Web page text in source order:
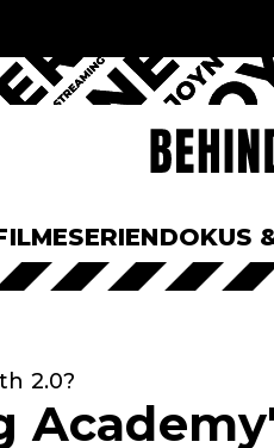
SERIENDOKUS
2.0?